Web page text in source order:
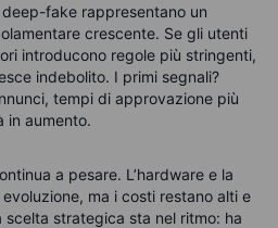
fake rappresentano un
crescente. Se gli utenti
introducono regole più stringenti,
indebolito. I primi segnali?
tempi di approvazione più
in aumento.
a pesare. L’hardware e la
ma i costi restano alti e
scelta strategica sta nel ritmo: ha